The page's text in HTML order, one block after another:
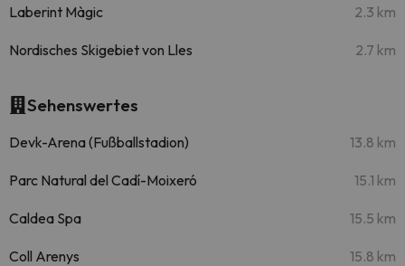
Laberint Màgic 2.3 km
Nordisches Skigebiet von Lles 2.7 km
Sehenswertes
Devk-Arena (Fußballstadion) 13.8 km
Parc Natural del Cadí-Moixeró 15.1 km
Caldea Spa 15.5 km
Coll Arenys 15.8 km